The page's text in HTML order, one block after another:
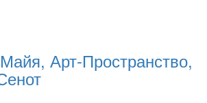
Арт-Пространство,